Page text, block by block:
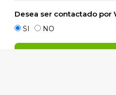
Desea ser contactado por
SI NO